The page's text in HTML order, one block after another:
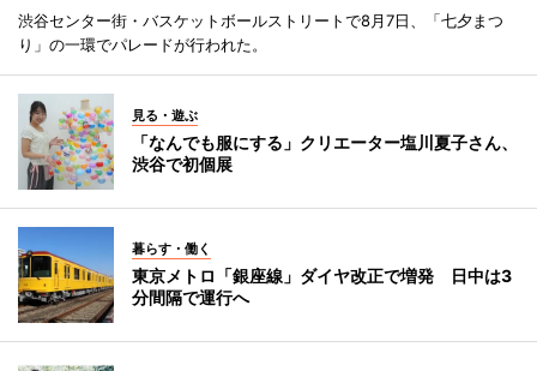
渋谷センター街・バスケットボールストリートで8月7日、「七夕まつ
り」の一環でパレードが行われた。
見る・遊ぶ
「なんでも服にする」クリエーター塩川夏子さん、
渋谷で初個展
暮らす・働く
東京メトロ「銀座線」ダイヤ改正で増発 日中は3
分間隔で運行へ